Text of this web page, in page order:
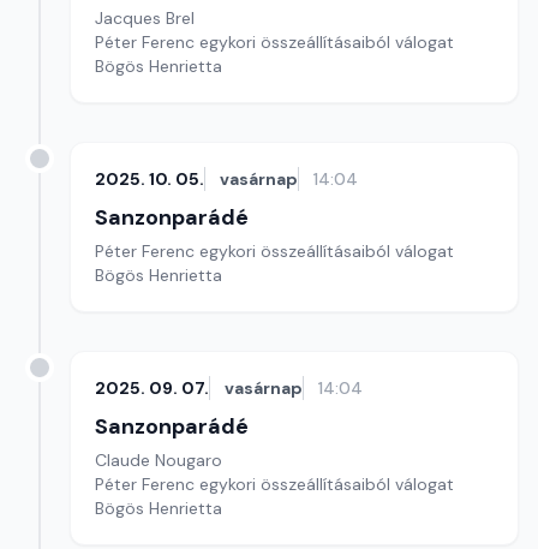
Jacques Brel
Péter Ferenc egykori összeállításaiból válogat
Bögös Henrietta
2025. 10. 05. vasárnap 14:04
Sanzonparádé
Péter Ferenc egykori összeállításaiból válogat
Bögös Henrietta
2025. 09. 07. vasárnap 14:04
Sanzonparádé
Claude Nougaro
Péter Ferenc egykori összeállításaiból válogat
Bögös Henrietta